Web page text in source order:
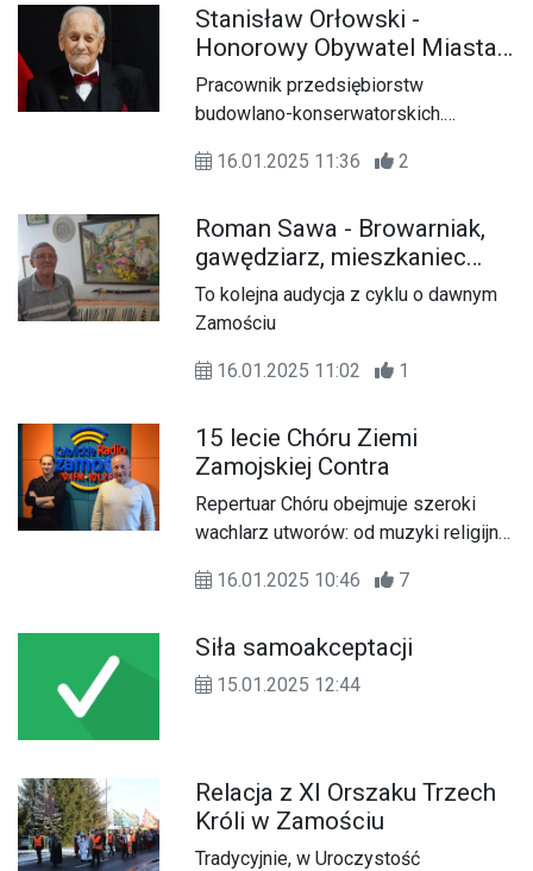
Stanisław Orłowski -
Honorowy Obywatel Miasta
Zamość
Pracownik przedsiębiorstw
budowlano-konserwatorskich.
16.01.2025 11:36
2
Roman Sawa - Browarniak,
gawędziarz, mieszkaniec
zamojskiej starówki
To kolejna audycja z cyklu o dawnym
Zamościu
16.01.2025 11:02 1
15 lecie Chóru Ziemi
Zamojskiej Contra
Repertuar Chóru obejmuje szeroki
wachlarz utworów: od muzyki religijnej
muzykę rozrywkową.
16.01.2025 10:46 7
Siła samoakceptacji
15.01.2025 12:44
Relacja z XI Orszaku Trzech
Króli w Zamościu
Tradycyjnie, w Uroczystość